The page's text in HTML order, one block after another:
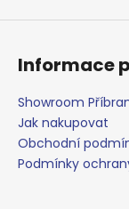
Informace
Showroom
Jak nakupovat
Obchodní
Podmínky